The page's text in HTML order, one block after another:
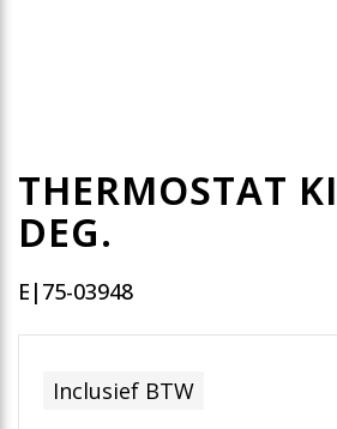
THERMOSTAT
DEG.
E|75-03948
Inclusief BTW